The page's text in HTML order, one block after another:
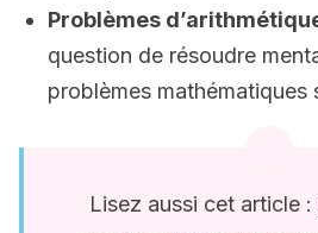
Problèmes
question de résoudre
problèmes mathématiques
Lisez aussi cet article :